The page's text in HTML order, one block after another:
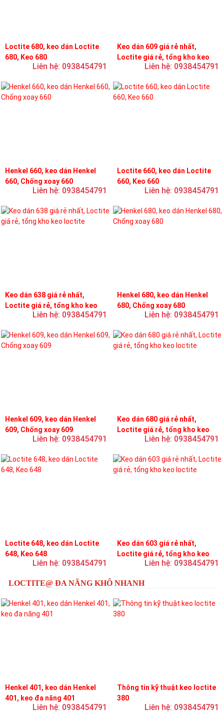
Loctite 680, keo dán Loctite
680, Keo 680
Liên hệ: 0938454791
Keo dán 609 giá rẻ nhất,
Loctite giá rẻ, tổng kho keo
Liên hệ: 0938454791
Henkel 660, keo dán Henkel
660, Chống xoay 660
Liên hệ: 0938454791
Loctite 660, keo dán Loctite
660, Keo 660
Liên hệ: 0938454791
Keo dán 638 giá rẻ nhất,
Loctite giá rẻ, tổng kho keo
Liên hệ: 0938454791
Henkel 680, keo dán Henkel
680, Chống xoay 680
Liên hệ: 0938454791
Henkel 609, keo dán Henkel
609, Chống xoay 609
Liên hệ: 0938454791
Keo dán 680 giá rẻ nhất,
Loctite giá rẻ, tổng kho keo
Liên hệ: 0938454791
Loctite 648, keo dán Loctite
648, Keo 648
Liên hệ: 0938454791
Keo dán 603 giá rẻ nhất,
Loctite giá rẻ, tổng kho keo
Liên hệ: 0938454791
LOCTITE@ ĐA NĂNG KHÔ NHANH
Henkel 401, keo dán Henkel
401, keo đa năng 401
Liên hệ: 0938454791
Thông tin kỹ thuật keo loctite
380
Liên hệ: 0938454791